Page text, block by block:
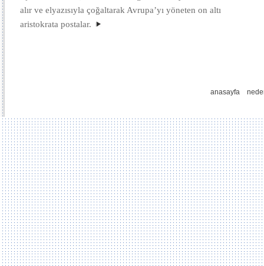
alır ve elyazısıyla çoğaltarak Avrupa’yı yöneten on altı
aristokrata postalar.
anasayfa